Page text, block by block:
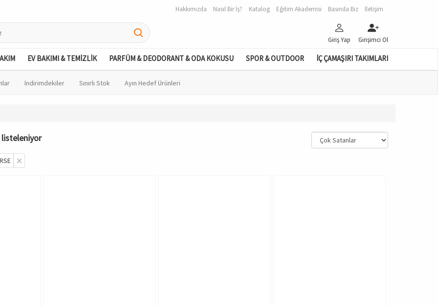
Hakkımızda Nasıl Bir İş? Katalog Eğitim Akademisi Basında Biz İletişim
Giriş Yap Girişimci Ol
EV BAKIMI & TEMİZLİK PARFÜM & DEODORANT & ODA KOKUSU SPOR & OUTDOOR İÇ ÇAMAŞIRI TAKIMLARI
İndirimdekiler Sınırlı Stok Ayın Hedef Ürünleri
listeleniyor